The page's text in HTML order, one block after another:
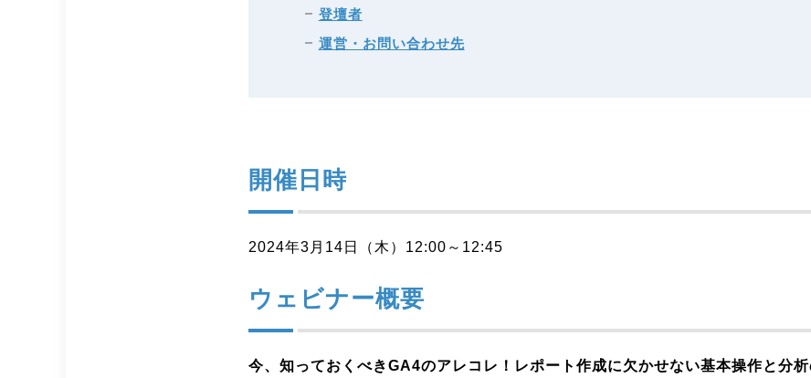
登壇者
運営・お問い合わせ先
開催日時
2024年3月14日（木）12:00～12:45
ウェビナー概要
今、知っておくべきGA4のアレコレ！ レポート作成に欠かせない基本操作と分析